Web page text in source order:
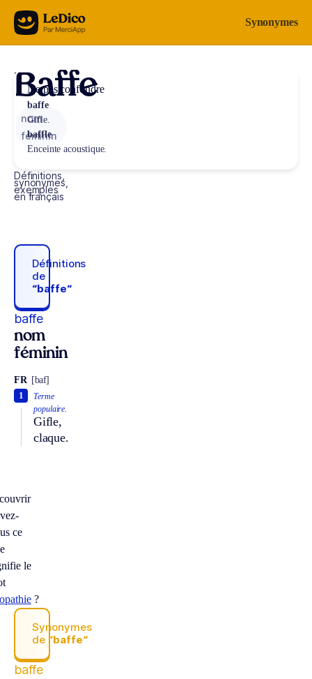
Aller au contenu Synonymes
Baffe
nom
féminin
Définitions,
synonymes,
exemples
en français
Définitions
de
“baffe“
baffe
nom
féminin
FR [baf]
Terme
populaire.
Gifle,
claque.
1
ce
le
?
Synonymes
de “baffe“
baffe
Ne pas confondre
baffe
Gifle.
baffle
Enceinte acoustique.